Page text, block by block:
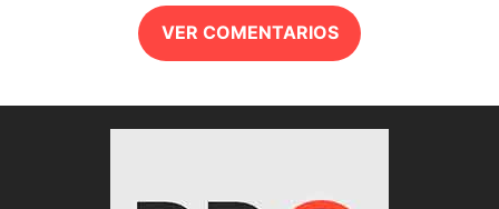
VER COMENTARIOS